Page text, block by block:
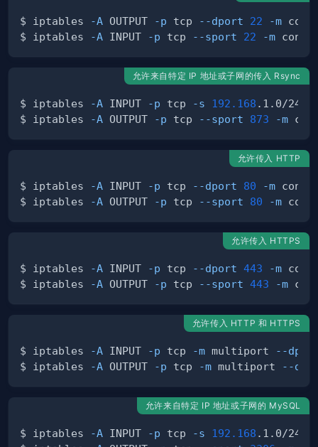
$ iptables -A OUTPUT -p tcp --dport 22 -m
$ iptables
-A INPUT -p tcp --sport 22 -m
允许来自特定 IP 地址或子网的传入 Rsync
$ iptables -A INPUT -p tcp -s 192.168 .1.0/24
$ iptables
-A OUTPUT -p tcp --sport 873 -m
允许传入 HTTP
$ iptables -A INPUT -p tcp --dport 80 -m
$ iptables
-A OUTPUT -p tcp --sport 80 -m
允许传入 HTTPS
$ iptables -A INPUT -p tcp --dport 443 -m
$ iptables
-A OUTPUT -p tcp --sport 443 -m
允许传入 HTTP 和 HTTPS
$ iptables -A INPUT -p tcp -m multiport
--
$ iptables
-A OUTPUT -p tcp -m multiport --
允许来自特定 IP 地址或子网的 MySQL
$ iptables -A INPUT -p tcp -s 192.168 .1.0/24